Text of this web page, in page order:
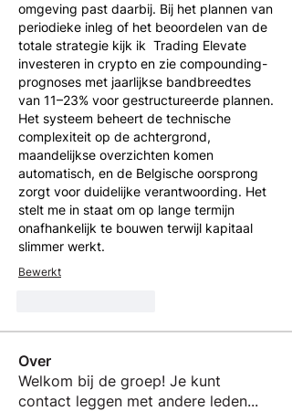
omgeving past daarbij. Bij het plannen van
periodieke inleg of het beoordelen van de
totale strategie kijk ik  Trading Elevate
investeren in crypto en zie compounding-
prognoses met jaarlijkse bandbreedtes
van 11–23% voor gestructureerde plannen.
Het systeem beheert de technische
complexiteit op de achtergrond,
maandelijkse overzichten komen
automatisch, en de Belgische oorsprong
zorgt voor duidelijke verantwoording. Het
stelt me in staat om op lange termijn
onafhankelijk te bouwen terwijl kapitaal
slimmer werkt.
Bewerkt
Over
Welkom bij de groep! Je kunt
contact leggen met andere leden...